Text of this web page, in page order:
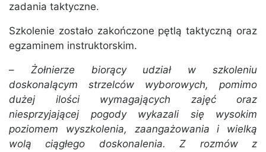
zadania taktyczne.
Szkolenie zostało zakończone pętlą taktyczną oraz
egzaminem instruktorskim.
– Żołnierze biorący udział w szkoleniu
doskonalącym strzelców wyborowych, pomimo
dużej ilości wymagających zajęć oraz
niesprzyjającej pogody wykazali się wysokim
poziomem wyszkolenia, zaangażowania i wielką
wolą ciągłego doskonalenia. Z rozmów z